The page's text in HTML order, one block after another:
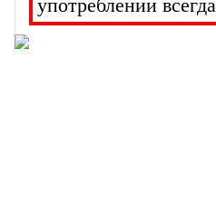
употреблении